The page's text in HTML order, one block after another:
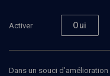
Activer Oui
Dans un souci